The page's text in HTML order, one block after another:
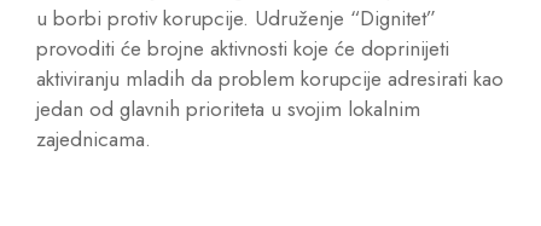
u borbi protiv korupcije. Udruženje “Dignitet”
provoditi će brojne aktivnosti koje će doprinijeti
aktiviranju mladih da problem korupcije adresirati kao
jedan od glavnih prioriteta u svojim lokalnim
zajednicama.